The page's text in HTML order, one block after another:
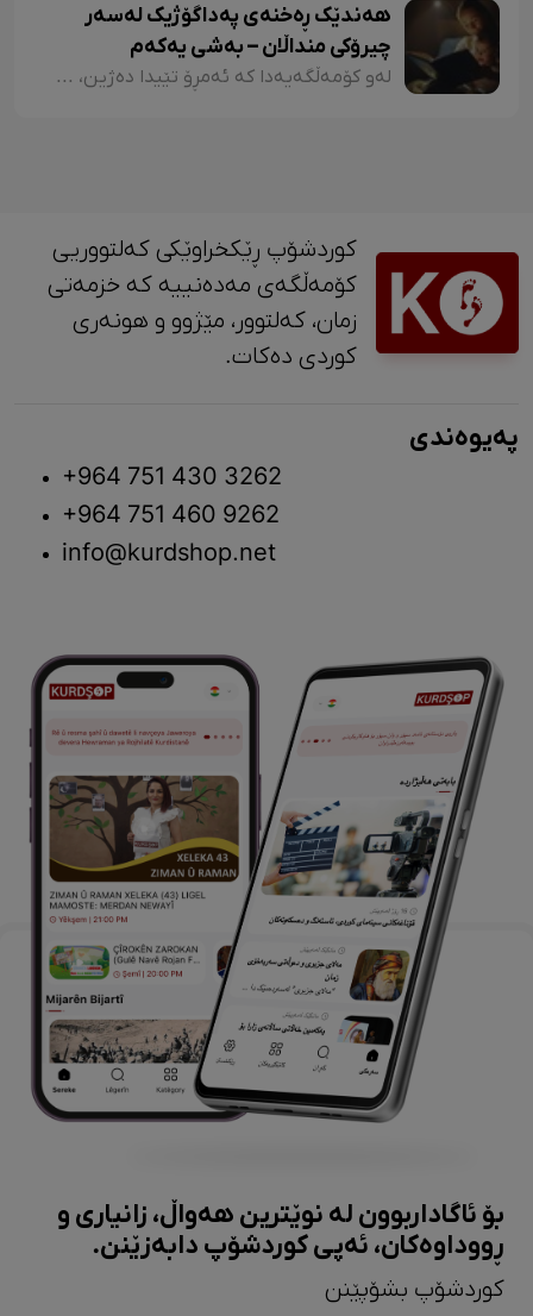
هەندێک ڕەخنەی پەداگۆژیک لەسەر
چیرۆکی منداڵان – بەشی یەکەم
لەو کۆمەڵگەیەدا کە ئەمڕۆ تێیدا دەژین، هەرچەندە دەبینین ئەدەبی کوردی لە گەشەکردندایە، بەتایبەتی ئەدەبی منداڵان، بەڵام زۆربەی چیرۆکەکانی منداڵان لایەنی لاوازی زۆریان هەیە کە کاریگەرییان لەسەر دەروونی منداڵان هەیە و دەبنە کێشە.
کوردشۆپ ڕێکخراوێکی کەلتووریی
کۆمەڵگەی مەدەنییە کە خزمەتی
زمان، کەلتوور، مێژوو و ‎هونەری
کوردی دەکات.
پەیوەندی
+964 751 430 3262
+964 751 460 9262
info@kurdshop.net
بۆ ئاگاداربوون لە نوێترین هەواڵ، زانیاری و
ڕووداوەکان، ئەپی کوردشۆپ دابەزێنن.
کوردشۆپ بشۆپێنن